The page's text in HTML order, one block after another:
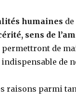
humaines
sens de
permettront de
indispensable de
raisons parmi